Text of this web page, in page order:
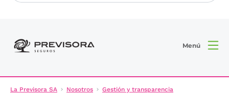
Menú
La Previsora SA Nosotros
Gestión y transparencia